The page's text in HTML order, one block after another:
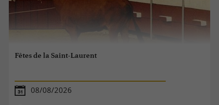
Fêtes de la Saint-Laurent
08/08/2026